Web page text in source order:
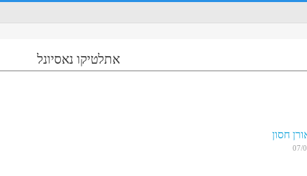
אתלטיקו נאסיונל
חסון
07/